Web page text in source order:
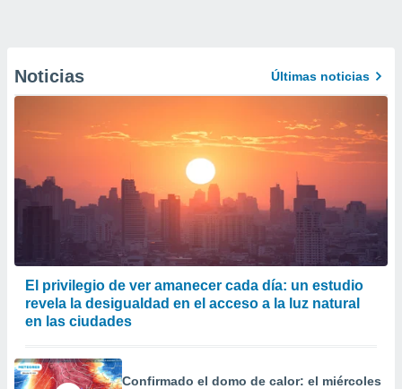
Noticias Últimas noticias
El privilegio de ver amanecer cada día: un estudio
revela la desigualdad en el acceso a la luz natural
en las ciudades
Confirmado el domo de calor: el miércoles